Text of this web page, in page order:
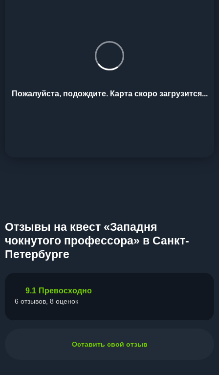
Пожалуйста, подождите. Карта скоро загрузится...
Отзывы на квест «Западня
чокнутого профессора» в Санкт-
Петербурге
9.1 Превосходно
6 отзывов, 8 оценок
Оставить свой отзыв